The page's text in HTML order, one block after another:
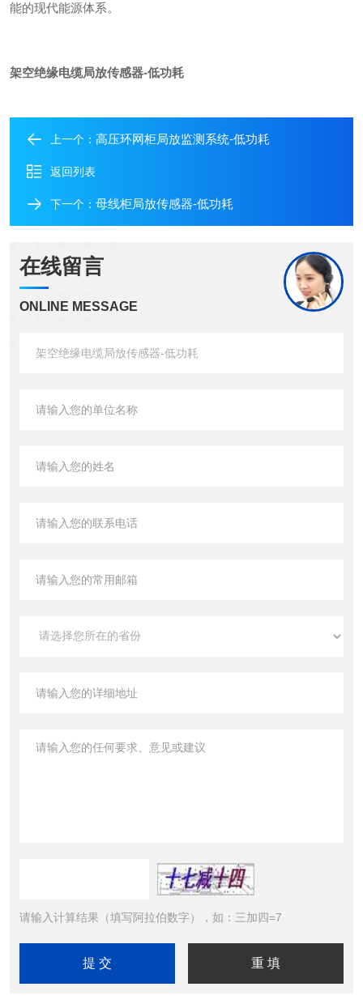
能的现代能源体系。
架空绝缘电缆局放传感器-低功耗
上一个： 高压环网柜局放监测系统-低功耗
返回列表
下一个： 母线柜局放传感器-低功耗
在线留言
ONLINE MESSAGE
请输入计算结果（填写阿拉伯数字），如：三加四=7